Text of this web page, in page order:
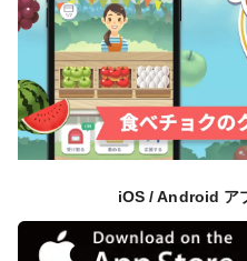
iOS / Android ア